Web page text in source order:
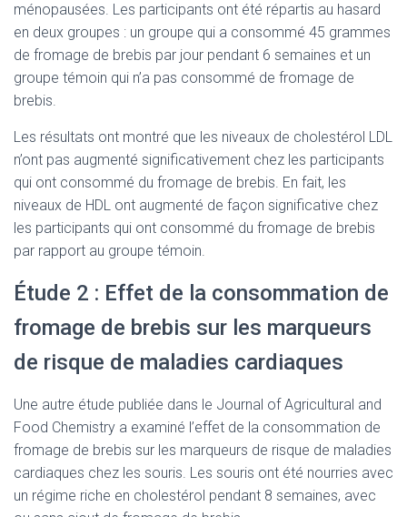
ménopausées. Les participants ont été répartis au hasard
en deux groupes : un groupe qui a consommé 45 grammes
de fromage de brebis par jour pendant 6 semaines et un
groupe témoin qui n’a pas consommé de fromage de
brebis.
Les résultats ont montré que les niveaux de cholestérol LDL
n’ont pas augmenté significativement chez les participants
qui ont consommé du fromage de brebis. En fait, les
niveaux de HDL ont augmenté de façon significative chez
les participants qui ont consommé du fromage de brebis
par rapport au groupe témoin.
Étude 2 : Effet de la consommation de
fromage de brebis sur les marqueurs
de risque de maladies cardiaques
Une autre étude publiée dans le Journal of Agricultural and
Food Chemistry a examiné l’effet de la consommation de
fromage de brebis sur les marqueurs de risque de maladies
cardiaques chez les souris. Les souris ont été nourries avec
un régime riche en cholestérol pendant 8 semaines, avec